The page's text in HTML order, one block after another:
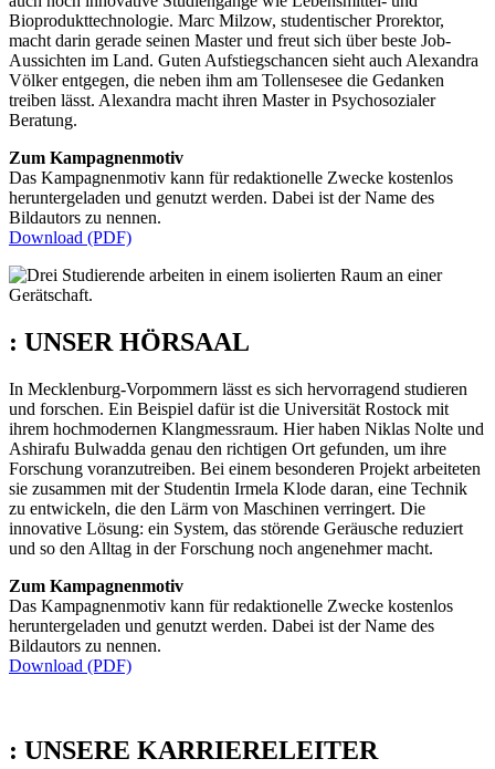
Bioprodukttechnologie. Marc Milzow, studentischer Prorektor,
macht darin gerade seinen Master und freut sich über beste Job-
Aussichten im Land. Guten Aufstiegschancen sieht auch Alexandra
Völker entgegen, die neben ihm am Tollensesee die Gedanken
treiben lässt. Alexandra macht ihren Master in Psychosozialer
Beratung.
Zum Kampagnenmotiv
Das Kampagnenmotiv kann für redaktionelle Zwecke kostenlos
heruntergeladen und genutzt werden. Dabei ist der Name des
Bildautors zu nennen.
Download (PDF)
: UNSER HÖRSAAL
In Mecklenburg-Vorpommern lässt es sich hervorragend studieren
und forschen. Ein Beispiel dafür ist die Universität Rostock mit
ihrem hochmodernen Klangmessraum. Hier haben Niklas Nolte und
Ashirafu Bulwadda genau den richtigen Ort gefunden, um ihre
Forschung voranzutreiben. Bei einem besonderen Projekt arbeiteten
sie zusammen mit der Studentin Irmela Klode daran, eine Technik
zu entwickeln, die den Lärm von Maschinen verringert. Die
innovative Lösung: ein System, das störende Geräusche reduziert
und so den Alltag in der Forschung noch angenehmer macht.
Zum Kampagnenmotiv
Das Kampagnenmotiv kann für redaktionelle Zwecke kostenlos
heruntergeladen und genutzt werden. Dabei ist der Name des
Bildautors zu nennen.
Download (PDF)
: UNSERE KARRIERELEITER